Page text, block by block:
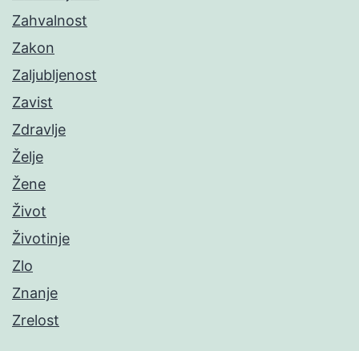
Zahvalnost
Zakon
Zaljubljenost
Zavist
Zdravlje
Želje
Žene
Život
Životinje
Zlo
Znanje
Zrelost